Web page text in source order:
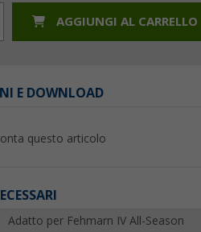
AGGIUNGI AL CARRELLO
E DOWNLOAD
questo articolo
Adatto per Fehmarn IV All-Season
250
Adattatore per canalina